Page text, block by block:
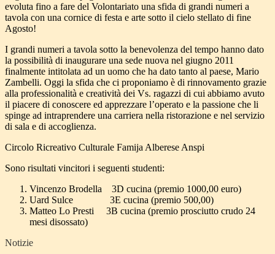
evoluta fino a fare del Volontariato una sfida di grandi numeri a
tavola con una cornice di festa e arte sotto il cielo stellato di fine
Agosto!
I grandi numeri a tavola sotto la benevolenza del tempo hanno dato
la possibilità di inaugurare una sede nuova nel giugno 2011
finalmente intitolata ad un uomo che ha dato tanto al paese, Mario
Zambelli. Oggi la sfida che ci proponiamo è di rinnovamento grazie
alla professionalità e creatività dei Vs. ragazzi di cui abbiamo avuto
il piacere di conoscere ed apprezzare l’operato e la passione che li
spinge ad intraprendere una carriera nella ristorazione e nel servizio
di sala e di accoglienza.
Circolo Ricreativo Culturale Famija Alberese Anspi
Sono risultati vincitori i seguenti studenti:
Vincenzo Brodella 3D cucina (premio 1000,00 euro)
Uard Sulce 3E cucina (premio 500,00)
Matteo Lo Presti 3B cucina (premio prosciutto crudo 24
mesi disossato)
Notizie